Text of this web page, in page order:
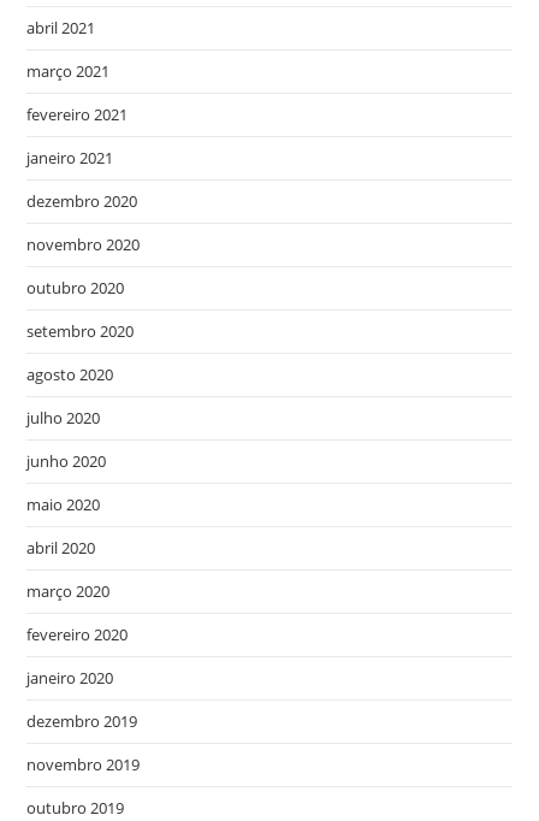
abril 2021
março 2021
fevereiro 2021
janeiro 2021
dezembro 2020
novembro 2020
outubro 2020
setembro 2020
agosto 2020
julho 2020
junho 2020
maio 2020
abril 2020
março 2020
fevereiro 2020
janeiro 2020
dezembro 2019
novembro 2019
outubro 2019